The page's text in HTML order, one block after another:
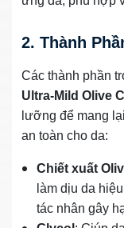
2. Thành
Các thành phần
Ultra-Mild Olive
lưỡng để mang
an toàn cho da:
Chiết xuất
làm dịu da
tác nhân gây